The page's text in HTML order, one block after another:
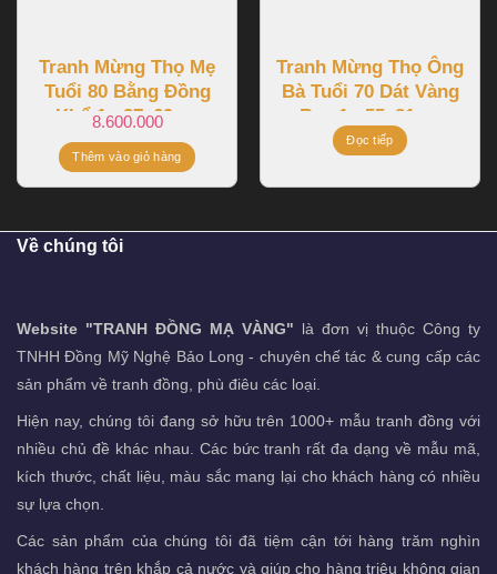
Tranh Mừng Thọ Mẹ
Tuổi 80 Bằng Đồng
Khổ 1m27x69cm
8.600.000
Thêm vào giỏ hàng
Tranh Mừng Thọ Ông
Bà Tuổi 70 Dát Vàng
Bạc 1m55x81cm
Đọc tiếp
Về chúng tôi
Website "TRANH ĐỒNG MẠ VÀNG" là đơn vị thuộc Công ty
TNHH Đồng Mỹ Nghệ Bảo Long - chuyên chế tác & cung cấp các
sản phẩm về tranh đồng, phù điêu các loại.
Hiện nay, chúng tôi đang sở hữu trên 1000+ mẫu tranh đồng với
nhiều chủ đề khác nhau. Các bức tranh rất đa dạng về mẫu mã,
kích thước, chất liệu, màu sắc mang lại cho khách hàng có nhiều
sự lựa chọn.
Các sản phẩm của chúng tôi đã tiệm cận tới hàng trăm nghìn
khách hàng trên khắp cả nước và giúp cho hàng triệu không gian